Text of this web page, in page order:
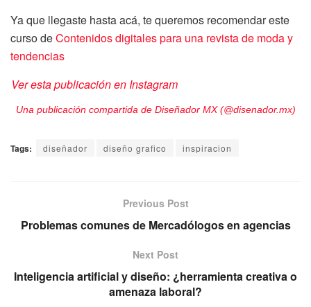
Ya que llegaste hasta acá, te queremos recomendar este
curso deContenidos digitales para una revista de moda y
tendencias
Ver esta publicación en Instagram
Una publicación compartida de Diseñador MX (@disenador.mx)
Tags: diseñador diseño grafico inspiracion
Previous Post
Problemas comunes de Mercadólogos en agencias
Next Post
Inteligencia artificial y diseño: ¿herramienta creativa o
amenaza laboral?